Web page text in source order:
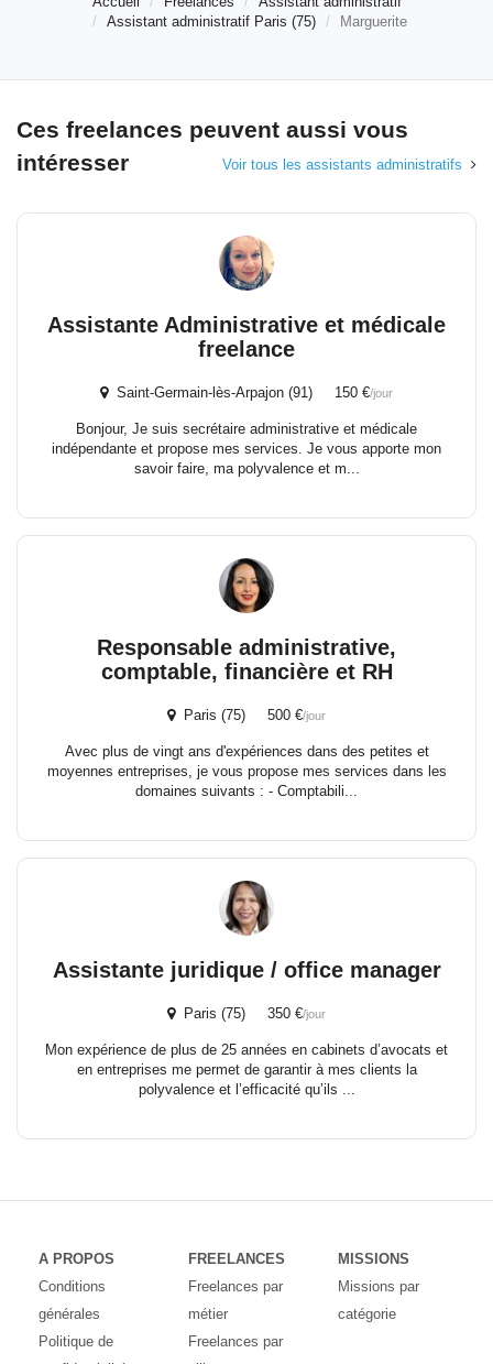
Assistant administratif Paris (75)
Marguerite
Ces freelances peuvent aussi vous
intéresser
Voir tous les assistants administratifs
Assistante Administrative et médicale
freelance
Saint-Germain-lès-Arpajon (91) 150 €/jour
Bonjour, Je suis secrétaire administrative et médicale
indépendante et propose mes services. Je vous apporte mon
savoir faire, ma polyvalence et m...
Responsable administrative,
comptable, financière et RH
Paris (75) 500 €/jour
Avec plus de vingt ans d'expériences dans des petites et
moyennes entreprises, je vous propose mes services dans les
domaines suivants : - Comptabili...
Assistante juridique / office manager
Paris (75) 350 €/jour
Mon expérience de plus de 25 années en cabinets d’avocats et
en entreprises me permet de garantir à mes clients la
polyvalence et l’efficacité qu’ils ...
A PROPOS
Conditions
générales
Politique de
FREELANCES
Freelances par
métier
Freelances par
MISSIONS
Missions par
catégorie